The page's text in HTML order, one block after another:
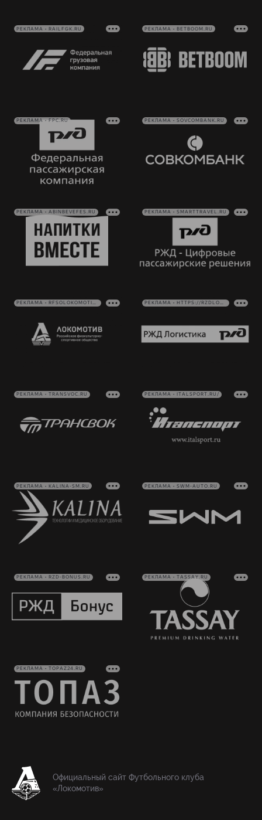
РЕКЛАМА • RAILFGK.RU РЕКЛАМА • BETBOOM.RU
РЕКЛАМА • FPC.RU РЕКЛАМА • SOVCOMBANK.RU
РЕКЛАМА • ABINBEVEFES.RU РЕКЛАМА • SMARTTRAVEL.RU
РЕКЛАМА • RFSOLOKOMOTIV.RU РЕКЛАМА • HTTPS://RZDLOG.RU/
РЕКЛАМА • TRANSVOC.RU РЕКЛАМА • ITALSPORT.RU/
РЕКЛАМА • KALINA-SM.RU РЕКЛАМА • SWM-AUTO.RU
РЕКЛАМА • RZD-BONUS.RU РЕКЛАМА • TASSAY.RU
РЕКЛАМА • TOPAZ24.RU
Официальный сайт Футбольного клуба
«Локомотив»